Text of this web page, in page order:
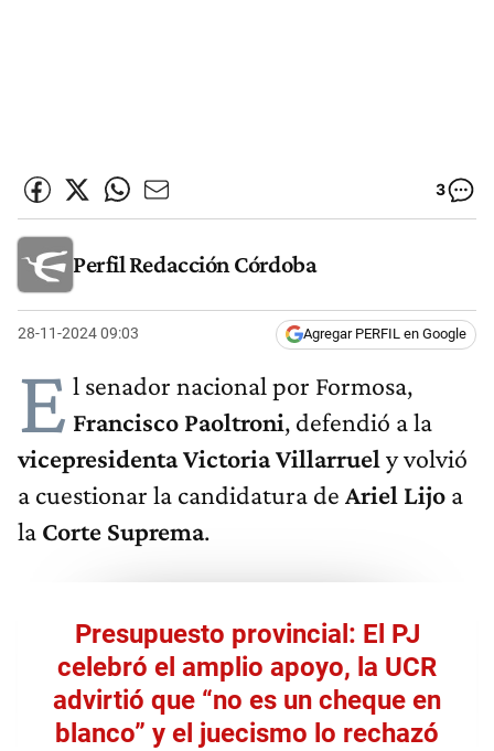
3
Perfil Redacción Córdoba
28-11-2024 09:03 Agregar PERFIL en Google
E l senador nacional por Formosa,
Francisco Paoltroni, defendió a la
vicepresidenta Victoria Villarruel y volvió
a cuestionar la candidatura de Ariel Lijo a
la Corte Suprema.
Presupuesto provincial: El PJ
celebró el amplio apoyo, la UCR
advirtió que “no es un cheque en
blanco” y el juecismo lo rechazó